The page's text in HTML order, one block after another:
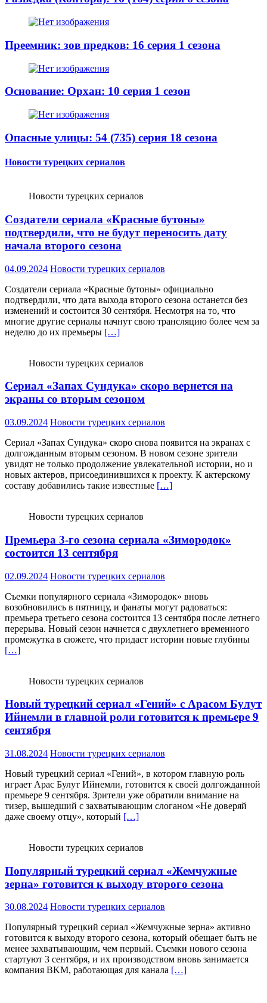
Преемник: зов предков: 16 серия 1 сезона
Основание: Орхан: 10 серия 1 сезон
Опасные улицы: 54 (735) серия 18 сезона
Новости турецких сериалов
Новости турецких сериалов
Создатели сериала «Красные бутоны»
подтвердили, что не будут переносить дату
начала второго сезона
04.09.2024 Новости турецких сериалов
Создатели сериала «Красные бутоны» официально
подтвердили, что дата выхода второго сезона останется без
изменений и состоится 30 сентября. Несмотря на то, что
многие другие сериалы начнут свою трансляцию более чем за
неделю до их премьеры […]
Новости турецких сериалов
Сериал «Запах Сундука» скоро вернется на
экраны со вторым сезоном
03.09.2024 Новости турецких сериалов
Сериал «Запах Сундука» скоро снова появится на экранах с
долгожданным вторым сезоном. В новом сезоне зрители
увидят не только продолжение увлекательной истории, но и
новых актеров, присоединившихся к проекту. К актерскому
составу добавились такие известные […]
Новости турецких сериалов
Премьера 3-го сезона сериала «Зимородок»
состоится 13 сентября
02.09.2024 Новости турецких сериалов
Съемки популярного сериала «Зимородок» вновь
возобновились в пятницу, и фанаты могут радоваться:
премьера третьего сезона состоится 13 сентября после летнего
перерыва. Новый сезон начнется с двухлетнего временного
промежутка в сюжете, что придаст истории новые глубины
[…]
Новости турецких сериалов
Новый турецкий сериал «Гений» с Арасом Булут
Ийнемли в главной роли готовится к премьере 9
сентября
31.08.2024 Новости турецких сериалов
Новый турецкий сериал «Гений», в котором главную роль
играет Арас Булут Ийнемли, готовится к своей долгожданной
премьере 9 сентября. Зрители уже обратили внимание на
тизер, вышедший с захватывающим слоганом «Не доверяй
даже своему отцу», который […]
Новости турецких сериалов
Популярный турецкий сериал «Жемчужные
зерна» готовится к выходу второго сезона
30.08.2024 Новости турецких сериалов
Популярный турецкий сериал «Жемчужные зерна» активно
готовится к выходу второго сезона, который обещает быть не
менее захватывающим, чем первый. Съемки нового сезона
стартуют 3 сентября, и их производством вновь занимается
компания BKM, работающая для канала […]